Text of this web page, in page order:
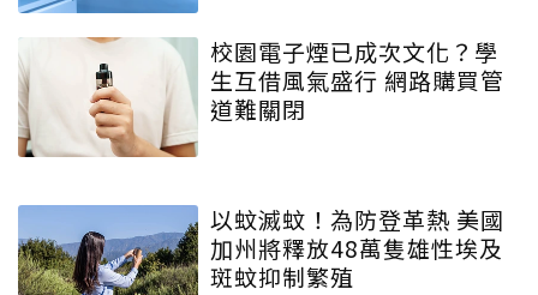
校園電子煙已成次文化？學
生互借風氣盛行 網路購買管
道難關閉
以蚊滅蚊！為防登革熱 美國
加州將釋放48萬隻雄性埃及
斑蚊抑制繁殖